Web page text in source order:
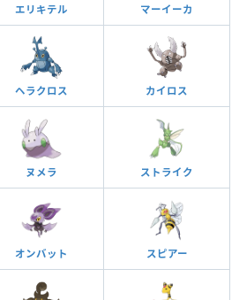
エリキテル マーイーカ
ヘラクロス カイロス
ヌメラ ストライク
オンバット スピアー